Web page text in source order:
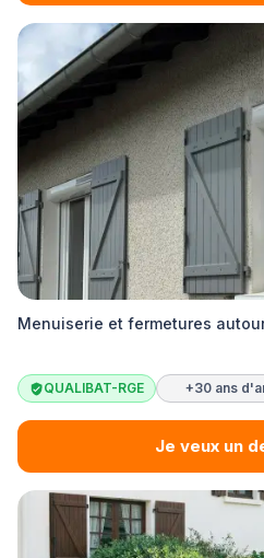
Menuiserie et fermetures
QUALIBAT-RGE +30 ans
Je veux un